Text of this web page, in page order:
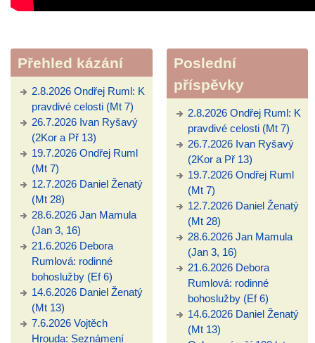
Přehled kázání
2.8.2026 Ondřej Ruml: K
pravdivé celosti (Mt 7)
26.7.2026 Ivan Ryšavý
(2Kor a Př 13)
19.7.2026 Ondřej Ruml
(Mt 7)
12.7.2026 Daniel Ženatý
(Mt 28)
28.6.2026 Jan Mamula
(Jan 3, 16)
21.6.2026 Debora
Rumlová: rodinné
bohoslužby (Ef 6)
14.6.2026 Daniel Ženatý
(Mt 13)
7.6.2026 Vojtěch
Hrouda: Seznámení
Poslední
příspěvky
2.8.2026 Ondřej Ruml: K
pravdivé celosti (Mt 7)
26.7.2026 Ivan Ryšavý
(2Kor a Př 13)
19.7.2026 Ondřej Ruml
(Mt 7)
12.7.2026 Daniel Ženatý
(Mt 28)
28.6.2026 Jan Mamula
(Jan 3, 16)
21.6.2026 Debora
Rumlová: rodinné
bohoslužby (Ef 6)
14.6.2026 Daniel Ženatý
(Mt 13)